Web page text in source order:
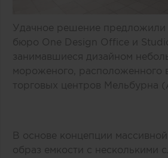
Удачное решение предложили
бюро One Design Office и
занимавшиеся дизайном
мороженого, расположенного
торговых центров Мельбурна
В основе концепции
образ емкости с несколькими